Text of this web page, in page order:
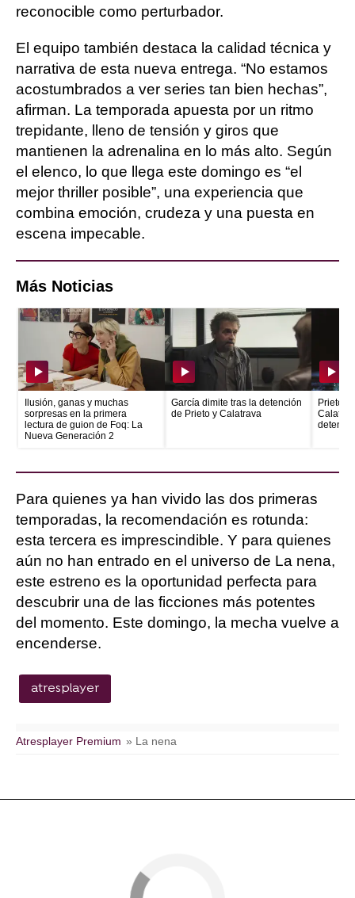
reconocible como perturbador.
El equipo también destaca la calidad técnica y
narrativa de esta nueva entrega. “No estamos
acostumbrados a ver series tan bien hechas”,
afirman. La temporada apuesta por un ritmo
trepidante, lleno de tensión y giros que
mantienen la adrenalina en lo más alto. Según
el elenco, lo que llega este domingo es “el
mejor thriller posible”, una experiencia que
combina emoción, crudeza y una puesta en
escena impecable.
Más Noticias
Ilusión, ganas y muchas
sorpresas en la primera
lectura de guion de Foq: La
Nueva Generación 2
García dimite tras la detención
de Prieto y Calatrava
Prieto
Para quienes ya han vivido las dos primeras
temporadas, la recomendación es rotunda:
esta tercera es imprescindible. Y para quienes
aún no han entrado en el universo de La nena,
este estreno es la oportunidad perfecta para
descubrir una de las ficciones más potentes
del momento. Este domingo, la mecha vuelve a
encenderse.
atresplayer
Atresplayer Premium » La nena